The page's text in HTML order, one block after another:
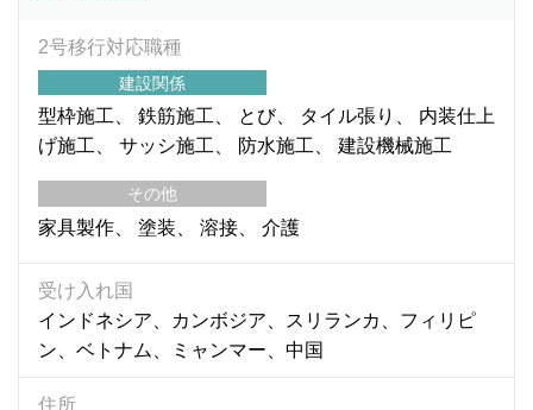
2号移行対応職種
建設関係
型枠施工 鉄筋施工 とび タイル張り
内装仕上
げ施工
サッシ施工 防水施工 建設機械施工
その他
家具製作 塗装 溶接 介護
受け入れ国
インドネシア、カンボジア、スリランカ、フィリピ
ン、ベトナム、ミャンマー、中国
住所